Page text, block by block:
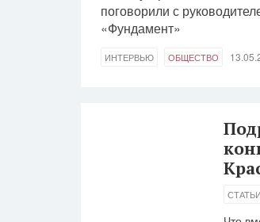
поговорили с
«Фундамент»
ИНТЕРВЬЮ ОБЩЕСТВО
СТАТЬИ